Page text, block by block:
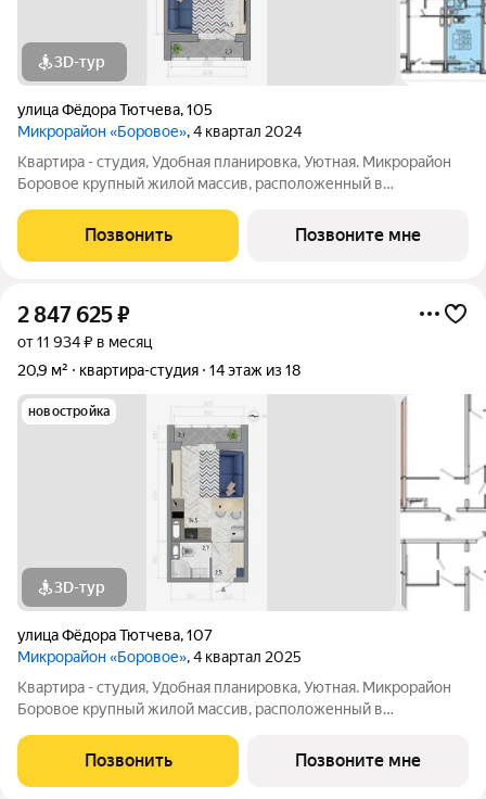
3D-тур
улица Фёдора Тютчева,105
Микрорайон «Боровое», 4 квартал 2024
Квартира - студия, Удобная планировка, Уютная. Микрорайон
Боровое крупный жилой массив, расположенный в
города Воронежа. Жилой комплекс располагает собственной
инфраструктурой и сервисами и
Позвонить Позвоните мне
2 847 625₽
от 11 934 ₽ в месяц
20,9 м²
квартира-студия 14 этаж из 18
новостройка
3D-тур
улица Фёдора Тютчева,107
Микрорайон «Боровое», 4 квартал 2025
Квартира - студия, Удобная планировка, Уютная. Микрорайон
Боровое крупный жилой массив, расположенный в
города Воронежа. Жилой комплекс располагает собственной
инфраструктурой и сервисами и
Позвонить Позвоните мне